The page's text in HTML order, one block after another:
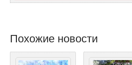
Похожие новости